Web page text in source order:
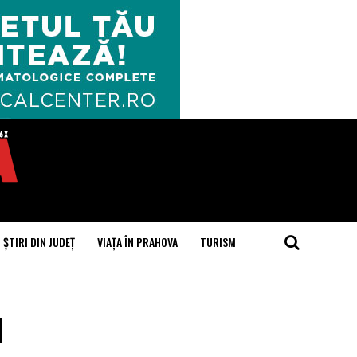
ȘTIRI DIN JUDEȚ VIAȚA ÎN PRAHOVA TURISM